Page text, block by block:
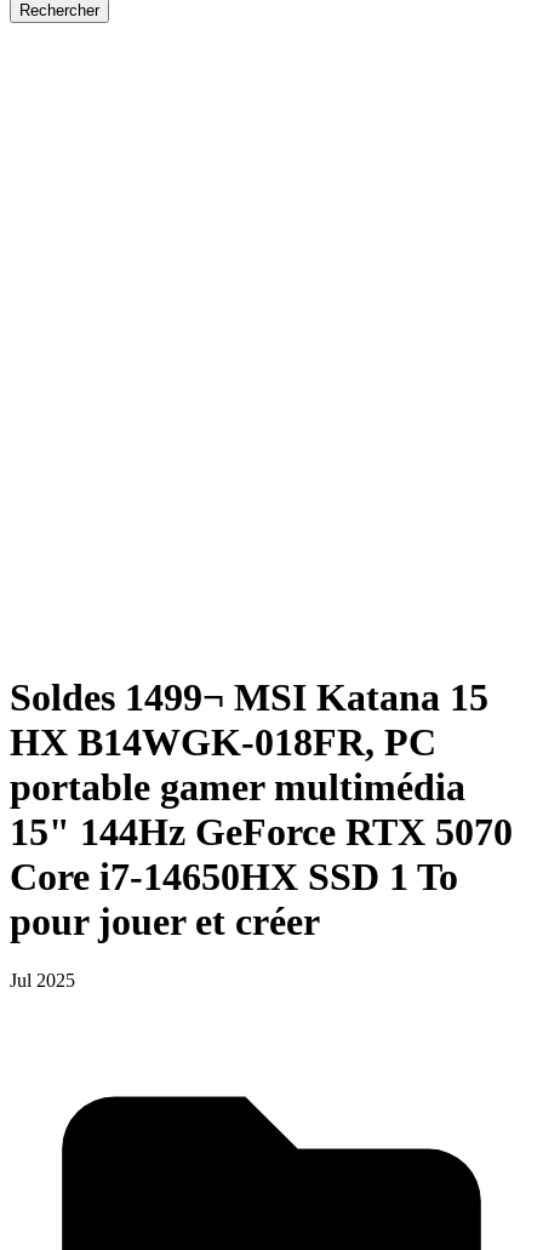
Rechercher
Soldes 1499¬ MSI Katana 15
HX B14WGK-018FR, PC
portable gamer multimédia
15" 144Hz GeForce RTX 5070
Core i7-14650HX SSD 1 To
pour jouer et créer
Jul 2025